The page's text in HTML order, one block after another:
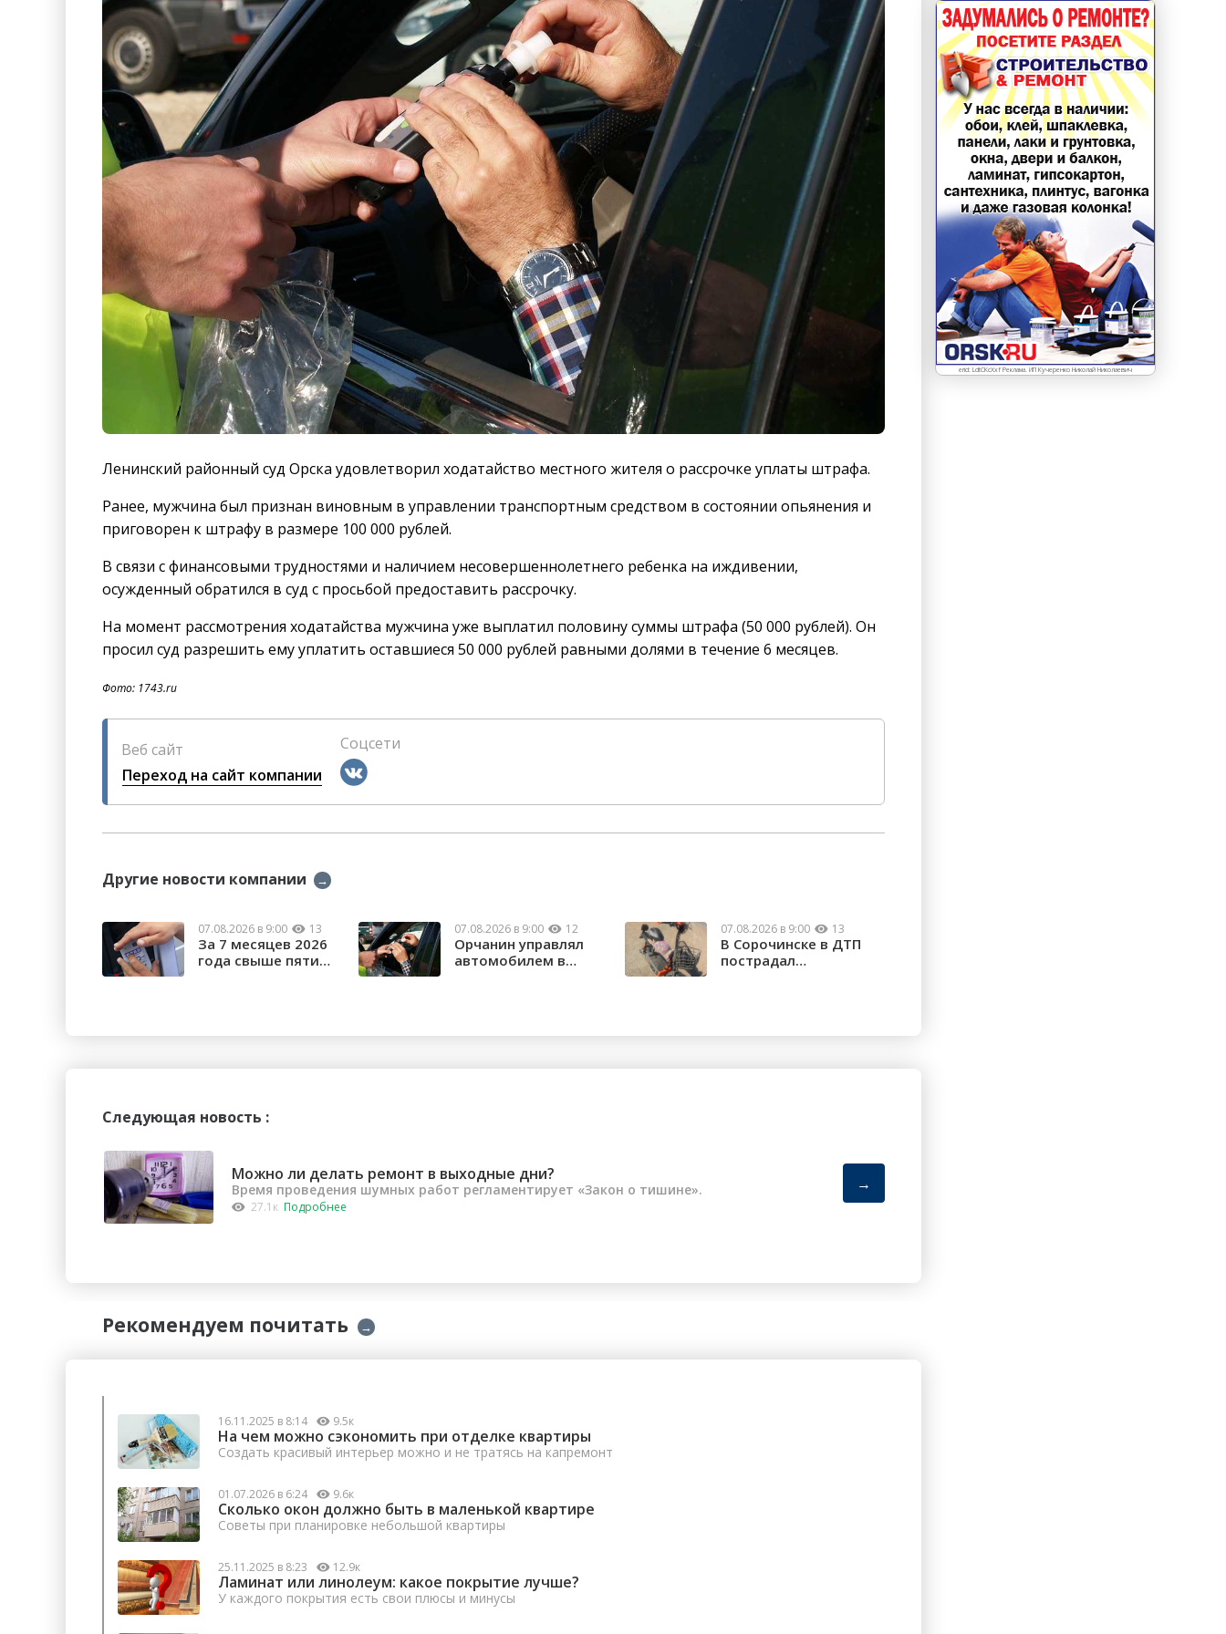
Ленинский районный суд Орска удовлетворил ходатайство местного жителя о рассрочке уплаты штрафа.
Ранее, мужчина был признан виновным в управлении транспортным средством в состоянии опьянения и
приговорен к штрафу в размере 100 000 рублей.
В связи с финансовыми трудностями и наличием несовершеннолетнего ребенка на иждивении,
осужденный обратился в суд с просьбой предоставить рассрочку.
На момент рассмотрения ходатайства мужчина уже выплатил половину суммы штрафа (50 000 рублей). Он
просил суд разрешить ему уплатить оставшиеся 50 000 рублей равными долями в течение 6 месяцев.
Фото: 1743.ru
Веб сайт
Переход на сайт компании
Соцсети
Другие новости компании →
07.08.2026 в 9:00 13
За 7 месяцев 2026
года свыше пяти
07.08.2026 в 9:00 12
Орчанин управлял
автомобилем в
07.08.2026 в 9:00 13
В Сорочинске в ДТП
пострадал
erid: LdtCKcXxf Реклама. ИП Кучеренко Николай Николаевич
Следующая новость :
Можно ли делать ремонт в выходные дни?
Время проведения шумных работ регламентирует «Закон о тишине».
27.1к Подробнее
→
Рекомендуем почитать →
16.11.2025 в 8:14 9.5к
На чем можно сэкономить при отделке квартиры
Создать красивый интерьер можно и не тратясь на капремонт
01.07.2026 в 6:24 9.6к
Сколько окон должно быть в маленькой квартире
Советы при планировке небольшой квартиры
25.11.2025 в 8:23 12.9к
Ламинат или линолеум: какое покрытие лучше?
У каждого покрытия есть свои плюсы и минусы